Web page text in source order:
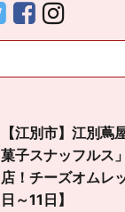
【江別市】江別蔦
菓子スナッフルス
店！チーズオムレ
日～11日】